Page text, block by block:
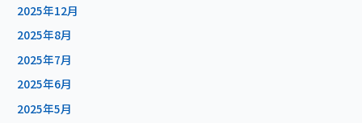
2025年12月
2025年8月
2025年7月
2025年6月
2025年5月